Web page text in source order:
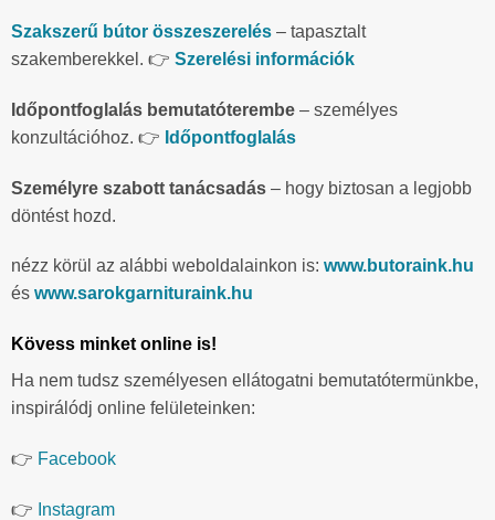
Szakszerű bútor összeszerelés – tapasztalt
szakemberekkel. 👉 Szerelési információk
Időpontfoglalás bemutatóterembe – személyes
konzultációhoz. 👉 Időpontfoglalás
Személyre szabott tanácsadás – hogy biztosan a legjobb
döntést hozd.
nézz körül az alábbi weboldalainkon is: www.butoraink.hu
és www.sarokgarnituraink.hu
Kövess minket online is!
Ha nem tudsz személyesen ellátogatni bemutatótermünkbe,
inspirálódj online felületeinken:
👉 Facebook
👉 Instagram